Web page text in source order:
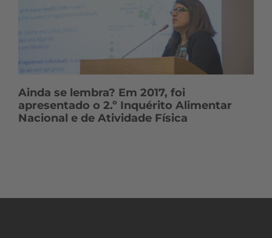
Ainda se lembra? Em 2017, foi
apresentado o 2.º Inquérito Alimentar
Nacional e de Atividade Física